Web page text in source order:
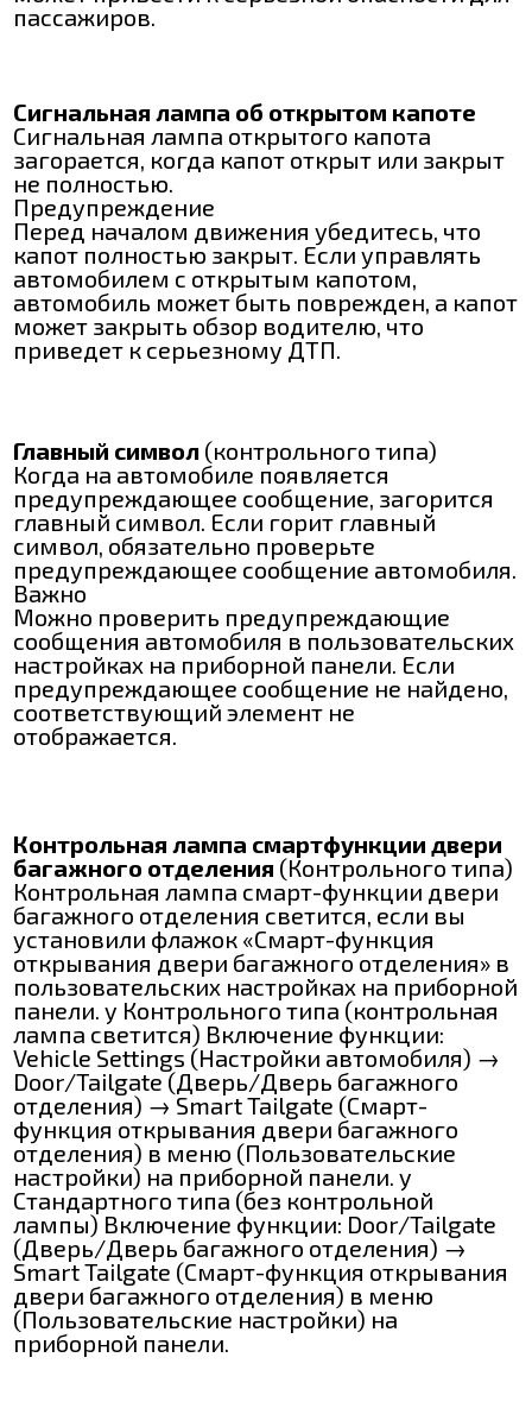
пассажиров.
Сигнальная лампа об открытом капоте
Сигнальная лампа открытого капота
загорается, когда капот открыт или закрыт
не полностью.
Предупреждение
Перед началом движения убедитесь, что
капот полностью закрыт. Если управлять
автомобилем с открытым капотом,
автомобиль может быть поврежден, а капот
может закрыть обзор водителю, что
приведет к серьезному ДТП.
Главный символ (контрольного типа)
Когда на автомобиле появляется
предупреждающее сообщение, загорится
главный символ. Если горит главный
символ, обязательно проверьте
предупреждающее сообщение автомобиля.
Важно
Можно проверить предупреждающие
сообщения автомобиля в пользовательских
настройках на приборной панели. Если
предупреждающее сообщение не найдено,
соответствующий элемент не
отображается.
Контрольная лампа смартфункции двери
багажного отделения (Контрольного типа)
Контрольная лампа смарт-функции двери
багажного отделения светится, если вы
установили флажок «Смарт-функция
открывания двери багажного отделения» в
пользовательских настройках на приборной
панели. y Контрольного типа (контрольная
лампа светится) Включение функции:
Vehicle Settings (Настройки автомобиля) →
Door/Tailgate (Дверь/Дверь багажного
отделения) → Smart Tailgate (Смарт-
функция открывания двери багажного
отделения) в меню (Пользовательские
настройки) на приборной панели. y
Стандартного типа (без контрольной
лампы) Включение функции: Door/Tailgate
(Дверь/Дверь багажного отделения) →
Smart Tailgate (Смарт-функция открывания
двери багажного отделения) в меню
(Пользовательские настройки) на
приборной панели.